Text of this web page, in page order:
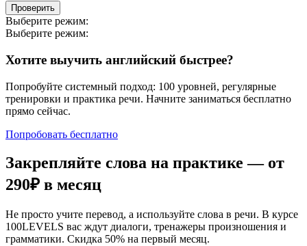
Проверить
Выберите режим:
Выберите режим:
Хотите выучить английский быстрее?
Попробуйте системный подход: 100 уровней, регулярные
тренировки и практика речи. Начните заниматься бесплатно
прямо сейчас.
Попробовать бесплатно
Закрепляйте слова на практике — от
290₽ в месяц
Не просто учите перевод, а используйте слова в речи. В курсе
100LEVELS вас ждут диалоги, тренажеры произношения и
грамматики. Скидка 50% на первый месяц.